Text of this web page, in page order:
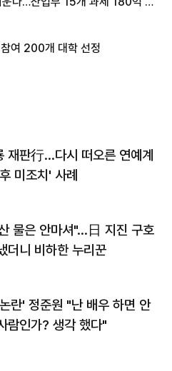
여 200개 대학 선정
재판行…다시 떠오른 연예계
미조치' 사례
물은 안마셔"…日 지진 구호
더니 비하한 누리꾼
란' 정준원 "난 배우 하면 안
람인가? 생각 했다"